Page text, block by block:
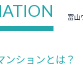
富山
ンションとは？